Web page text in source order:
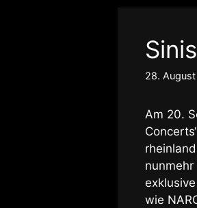
28.
Am 20.
nunmehr
wie